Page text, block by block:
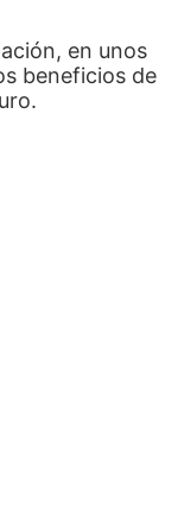
en unos
beneficios de